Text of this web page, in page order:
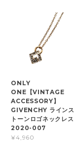
ONLY
ONE【VINTAGE
ACCESSORY】
GIVENCHY ラインス
トーンロゴネックレス
2020-007
¥4,960